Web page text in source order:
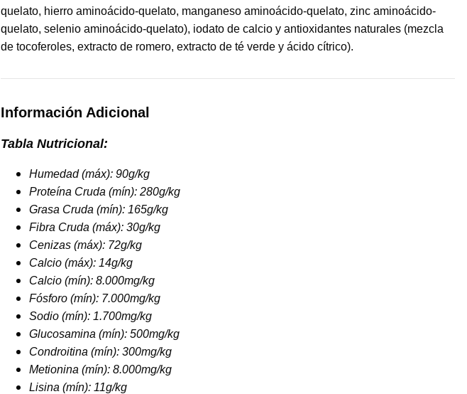
quelato, hierro aminoácido-quelato, manganeso aminoácido-quelato, zinc aminoácido-
quelato, selenio aminoácido-quelato), iodato de calcio y antioxidantes naturales (mezcla
de tocoferoles, extracto de romero, extracto de té verde y ácido cítrico).
Información Adicional
Tabla Nutricional:
Humedad (máx): 90g/kg
Proteína Cruda (mín): 280g/kg
Grasa Cruda (mín): 165g/kg
Fibra Cruda (máx): 30g/kg
Cenizas (máx): 72g/kg
Calcio (máx): 14g/kg
Calcio (mín): 8.000mg/kg
Fósforo (mín): 7.000mg/kg
Sodio (mín): 1.700mg/kg
Glucosamina (mín): 500mg/kg
Condroitina (mín): 300mg/kg
Metionina (mín): 8.000mg/kg
Lisina (mín): 11g/kg